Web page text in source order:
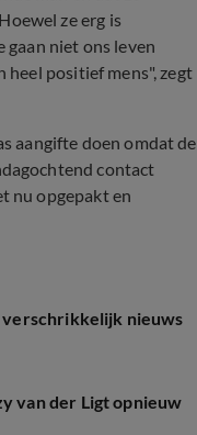
ze erg is
niet ons leven
heel positief mens", zegt
aangifte doen omdat de
contact
nu opgepakt en
verschrikkelijk nieuws
van der Ligt opnieuw